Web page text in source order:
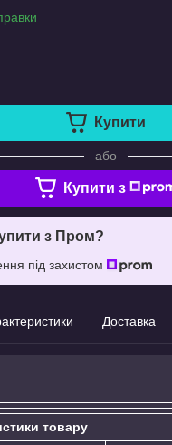
Купити
або
Купити з
з Пром?
під захистом
Доставка
товару